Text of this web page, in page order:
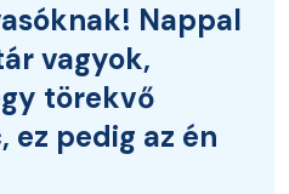
Nappal
vagyok,
törekvő
pedig az én